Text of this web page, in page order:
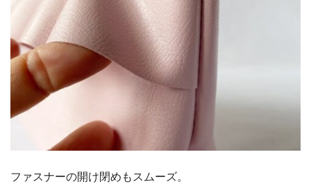
ファスナーの開け閉めもスムーズ。